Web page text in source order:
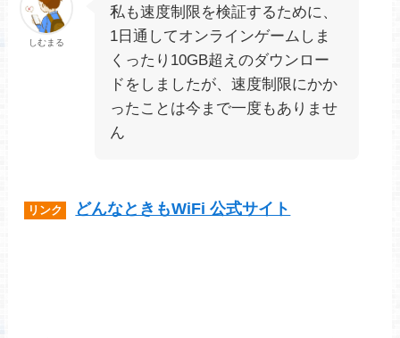
しむまる
私も速度制限を検証するために、
1日通してオンラインゲームしま
くったり10GB超えのダウンロー
ドをしましたが、速度制限にかか
ったことは今まで一度もありませ
ん
リンク どんなときもWiFi 公式サイト